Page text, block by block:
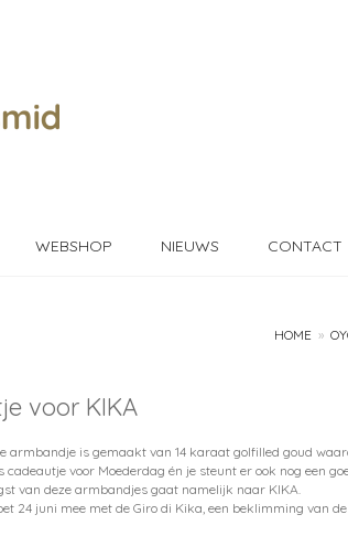
WEBSHOP NIEUWS CONTACT
HOME »
voor KIKA
armbandje is gemaakt van 14 karaat golfilled goud
cadeautje voor Moederdag én je steunt er ook nog een
van deze armbandjes gaat namelijk naar KIKA.
24 juni mee met de Giro di Kika, een beklimming van